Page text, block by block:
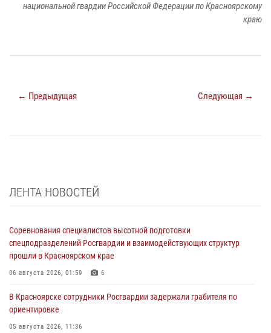
национальной гвардии Российской Федерации по Красноярскому
краю
← Предыдущая Следующая →
ЛЕНТА НОВОСТЕЙ
Соревнования специалистов высотной подготовки
спецподразделений Росгвардии и взаимодействующих структур
прошли в Красноярском крае
06 августа 2026, 01:59 6
В Красноярске сотрудники Росгвардии задержали грабителя по
ориентировке
05 августа 2026, 11:36